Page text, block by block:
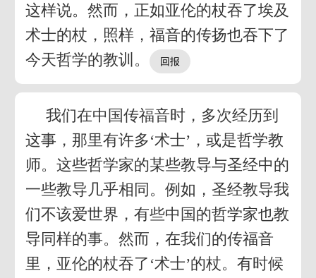
这样说。然而，正如亚伦的杖吞了埃及
术士的杖，照样，福音的传扬也吞下了
今天哲学的教训。
我们在中国传福音时，多次经历到
这事，那里有许多‘术士’，或是哲学教
师。这些哲学家的某些教导与圣经中的
一些教导几乎相同。例如，圣经教导我
们不该爱世界，有些中国的哲学家也教
导同样的事。然而，在我们的传福音
里，亚伦的杖吞了‘术士’的杖。有时候